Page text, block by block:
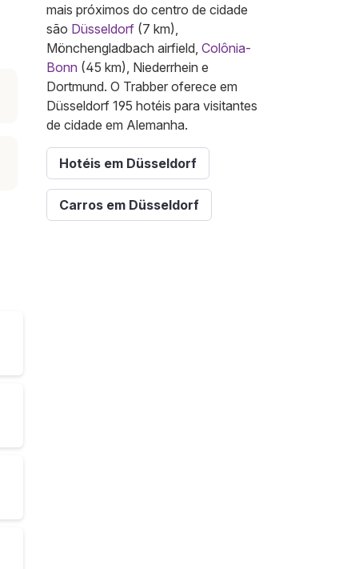
mais próximos do centro de cidade
são Düsseldorf (7 km),
Mönchengladbach airfield, Colônia-
Bonn (45 km), Niederrhein e
Dortmund. O Trabber oferece em
Düsseldorf 195 hotéis para visitantes
de cidade em Alemanha.
Hotéis em Düsseldorf
Carros em Düsseldorf